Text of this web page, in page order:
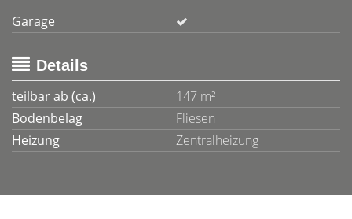
Garage
Details
teilbar ab (ca.)
147 m²
Bodenbelag
Fliesen
Heizung
Zentralheizung